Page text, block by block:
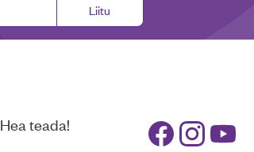
Liitu
Hea teada!